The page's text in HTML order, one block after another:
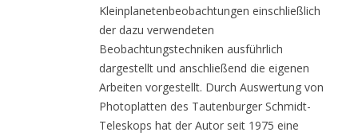
Kleinplanetenbeobachtungen einschließlich
der dazu verwendeten
Beobachtungstechniken ausführlich
dargestellt und anschließend die eigenen
Arbeiten vorgestellt. Durch Auswertung von
Photoplatten des Tautenburger Schmidt-
Teleskops hat der Autor seit 1975 eine